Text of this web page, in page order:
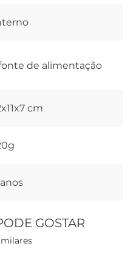
de alimentação
cm
GOSTAR